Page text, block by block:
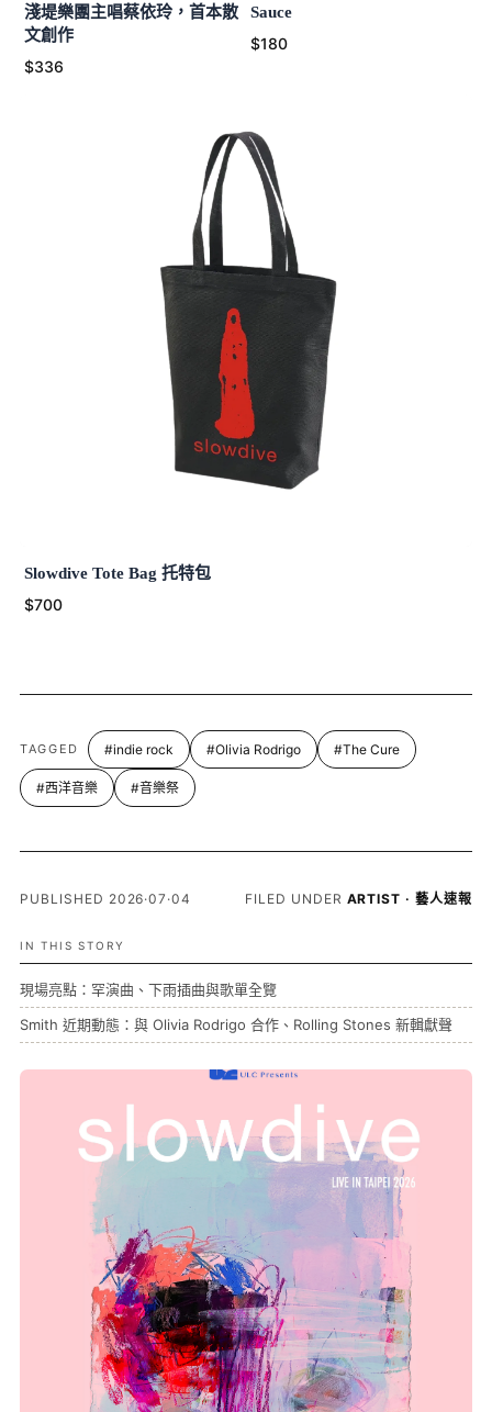
淺堤樂團主唱蔡依玲，首本散
文創作
$336
Sauce
$180
Slowdive Tote Bag 托特包
$700
TAGGED #indie rock #Olivia Rodrigo #The Cure
#西洋音樂 #音樂祭
PUBLISHED 2026·07·04 FILED UNDER ARTIST · 藝人速報
IN THIS STORY
現場亮點：罕演曲、下雨插曲與歌單全覽
Smith 近期動態：與 Olivia Rodrigo 合作、Rolling Stones 新輯獻聲